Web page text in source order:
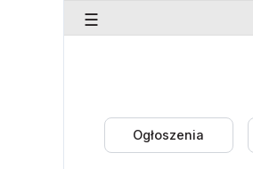
☰
Ogłoszenia